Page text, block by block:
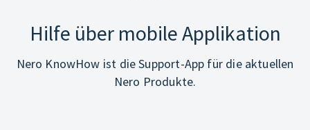
Hilfe über mobile Applikation
Nero KnowHow ist die Support-App für die aktuellen
Nero Produkte.